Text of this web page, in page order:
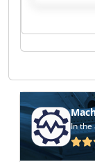
Maschinen
Frank
Frank
Maschinen
Frank
Maschinen
Frank
Maschinen
In the